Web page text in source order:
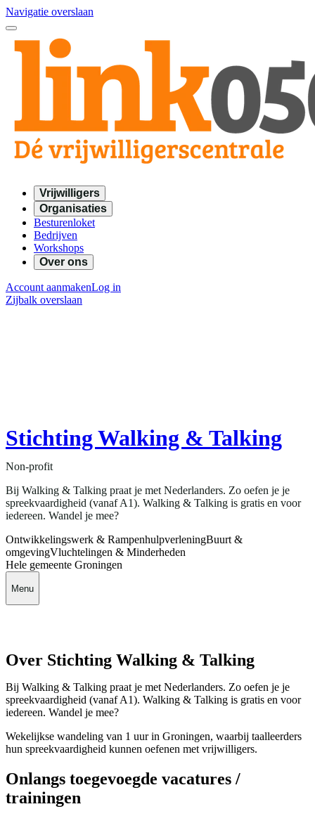
Navigatie overslaan
Vrijwilligers
Organisaties
Besturenloket
Bedrijven
Workshops
Over ons
Account aanmakenLog in
Zijbalk overslaan
Stichting Walking & Talking
Non-profit
Bij Walking & Talking praat je met Nederlanders. Zo oefen je je
spreekvaardigheid (vanaf A1). Walking & Talking is gratis en voor
iedereen. Wandel je mee?
Ontwikkelingswerk & RampenhulpverleningBuurt &
omgevingVluchtelingen & Minderheden
Hele gemeente Groningen
Menu
Over Stichting Walking & Talking
Bij Walking & Talking praat je met Nederlanders. Zo oefen je je
spreekvaardigheid (vanaf A1). Walking & Talking is gratis en voor
iedereen. Wandel je mee?
Wekelijkse wandeling van 1 uur in Groningen, waarbij taalleerders
hun spreekvaardigheid kunnen oefenen met vrijwilligers.
Onlangs toegevoegde vacatures /
trainingen